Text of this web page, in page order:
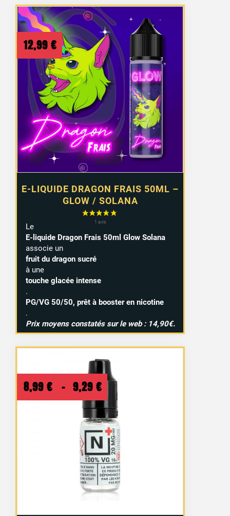
E-LIQUIDE DRAGON FRAIS 50ML –
GLOW / SOLANA
12,99 €
Le
E-liquide Dragon Frais 50ml Glow Solana
associe un
fruit du dragon sucré
à une
touche glacée intense
.
PG/VG 50/50, prêt à booster en nicotine
.
Prix moyens constatés sur le web : 14,90€.
8,99 € – 9,29 € Plage
de
prix :
8,99 €
à
9,29 €